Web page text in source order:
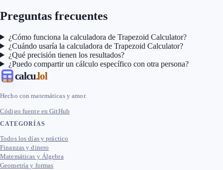
Preguntas frecuentes
¿Cómo funciona la calculadora de Trapezoid Calculator?
¿Cuándo usaría la calculadora de Trapezoid Calculator?
¿Qué precisión tienen los resultados?
¿Puedo compartir un cálculo específico con otra persona?
calcu.lol
Hecho con matemáticas y amor.
Código fuente en GitHub
CATEGORÍAS
Todos los días y práctico
Finanzas y dinero
Matemáticas y Álgebra
Geometría y formas